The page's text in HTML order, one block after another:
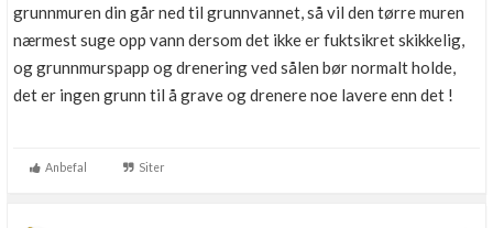
grunnmuren din går ned til grunnvannet, så vil den tørre muren
nærmest suge opp vann dersom det ikke er fuktsikret skikkelig,
og grunnmurspapp og drenering ved sålen bør normalt holde,
det er ingen grunn til å grave og drenere noe lavere enn det !
Anbefal Siter